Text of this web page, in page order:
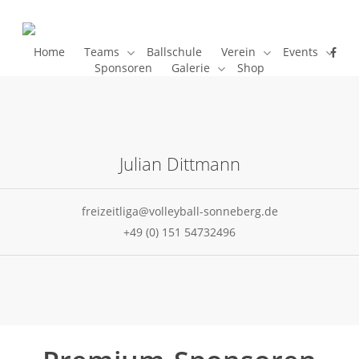
Home Teams Ballschule Verein
Events
Sponsoren
Galerie Shop
Julian Dittmann
freizeitliga@volleyball-sonneberg.de
+49 (0) 151 54732496